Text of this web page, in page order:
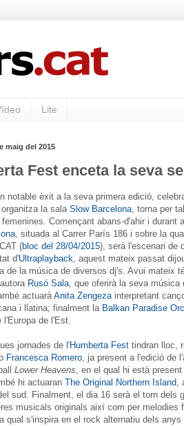
Lite
maig del 2015
Fest enceta la seva
notable èxit a la seva primera edició,
la salaSlow Barcelona, torna per
Començant abans-d'ahir i durant
, situada al Carrer París 186 i sobre la
(bloc del 28/04/2015), serà l'escenari de
d'Ultraplayback, aquest mateix passat
de la música de diversos dj's. Avui mateix
Rusó Sala, que oferirà la seva música
actuaràAnita Zengezainterpretant
i llatina; finalment la Balkan Paradise
l'Europa de l'Est.
jornades de l'Humberta Fest tindran lloc,
Francesca Romero, ja present a l'edició de
Lower Heavens, en el qual hi està
hi actuaran The Original Northern Island,
sud. Finalment, el dia 16 serà el torn dels
musicals originals així com per melodies
qual s'inspira en el rock alternatiu dels anys